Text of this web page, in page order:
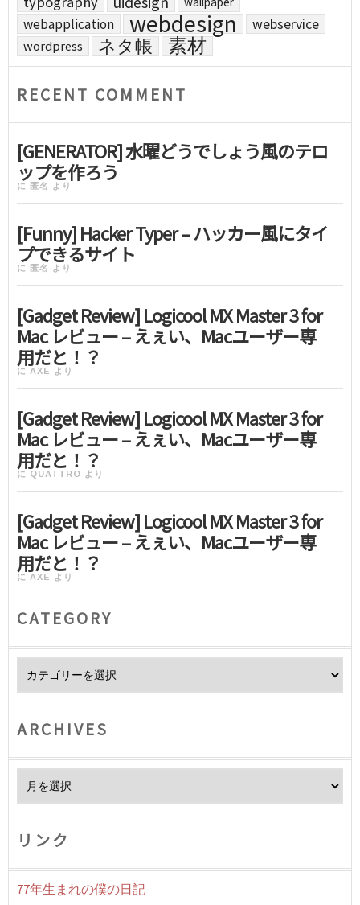
webapplication webdesign webservice
wordpress ネタ帳 素材
RECENT COMMENT
[GENERATOR] 水曜どうでしょう風のテロ
ップを作ろう
に 匿名 より
[Funny] Hacker Typer – ハッカー風にタイ
プできるサイト
に 匿名 より
[Gadget Review] Logicool MX Master 3 for
Mac レビュー – えぇい、Macユーザー専
用だと！？
に AXE より
[Gadget Review] Logicool MX Master 3 for
Mac レビュー – えぇい、Macユーザー専
用だと！？
に QUATTRO より
[Gadget Review] Logicool MX Master 3 for
Mac レビュー – えぇい、Macユーザー専
用だと！？
に AXE より
CATEGORY
ARCHIVES
リンク
77年生まれの僕の日記